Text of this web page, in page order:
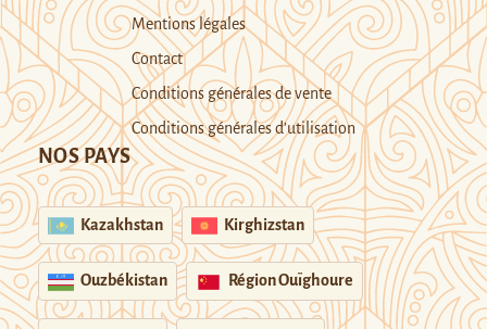
Mentions légales
Contact
Conditions générales de vente
Conditions générales d’utilisation
NOS PAYS
Kazakhstan Kirghizstan
Ouzbékistan Région Ouïghoure